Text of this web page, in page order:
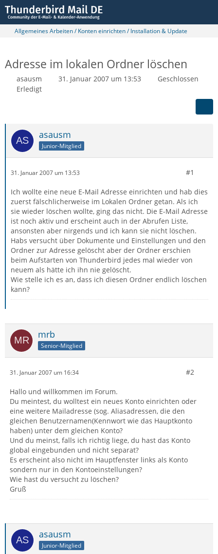
Allgemeines Arbeiten / Konten einrichten / Installation & Update
Adresse im lokalen Ordner löschen
asausm 31. Januar 2007 um 13:53
Geschlossen
Erledigt
asausm
Junior-Mitglied
31. Januar 2007 um 13:53 #1
Ich wollte eine neue E-Mail Adresse einrichten und hab dies
zuerst fälschlicherweise im Lokalen Ordner getan. Als ich
sie wieder löschen wollte, ging das nicht. Die E-Mail Adresse
ist noch aktiv und erscheint auch in der Abrufen Liste,
ansonsten aber nirgends und ich kann sie nicht löschen.
Habs versucht über Dokumente und Einstellungen und den
Ordner zur Adresse gelöscht aber der Ordner erschien
beim Aufstarten von Thunderbird jedes mal wieder von
neuem als hätte ich ihn nie gelöscht.
Wie stelle ich es an, dass ich diesen Ordner endlich löschen
kann?
mrb
Senior-Mitglied
31. Januar 2007 um 16:34 #2
Hallo und willkommen im Forum.
Du meintest, du wolltest ein neues Konto einrichten oder
eine weitere Mailadresse (sog. Aliasadressen, die den
gleichen Benutzernamen(Kennwort wie das Hauptkonto
haben) unter dem gleichen Konto?
Und du meinst, falls ich richtig liege, du hast das Konto
global eingebunden und nicht separat?
Es erscheint also nicht im Hauptfenster links als Konto
sondern nur in den Kontoeinstellungen?
Wie hast du versucht zu löschen?
Gruß
asausm
Junior-Mitglied